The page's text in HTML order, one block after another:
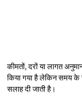
कीमतों, दरों या लागत
किया गया है लेकिन समय के
सलाह दी जाती है।